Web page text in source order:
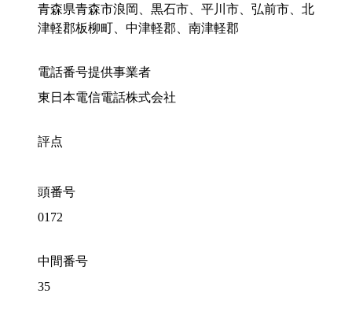
青森県青森市浪岡、黒石市、平川市、弘前市、北
津軽郡板柳町、中津軽郡、南津軽郡
電話番号提供事業者
東日本電信電話株式会社
評点
頭番号
0172
中間番号
35